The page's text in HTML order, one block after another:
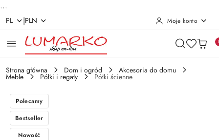
...
Przejdź do treści głównej
Przejdź do wyszukiwarki
Przejdź do moje konto
Przejdź do menu głównego
Przejdź do opisu produktu
Przejdź do stopki
PL |PLN Moje konto
Strona główna Dom i ogród Akcesoria do domu
Meble Półki i regały Półki ścienne
Polecamy
Bestseller
Nowość